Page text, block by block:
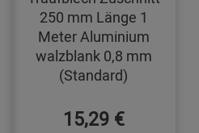
250 mm Länge 1
Meter Aluminium
walzblank 0,8 mm
(Standard)
15,29 €